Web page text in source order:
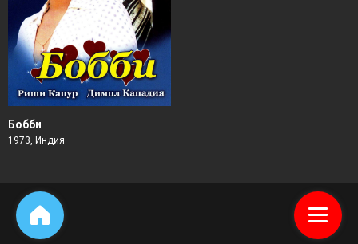
Бобби
1973, Индия